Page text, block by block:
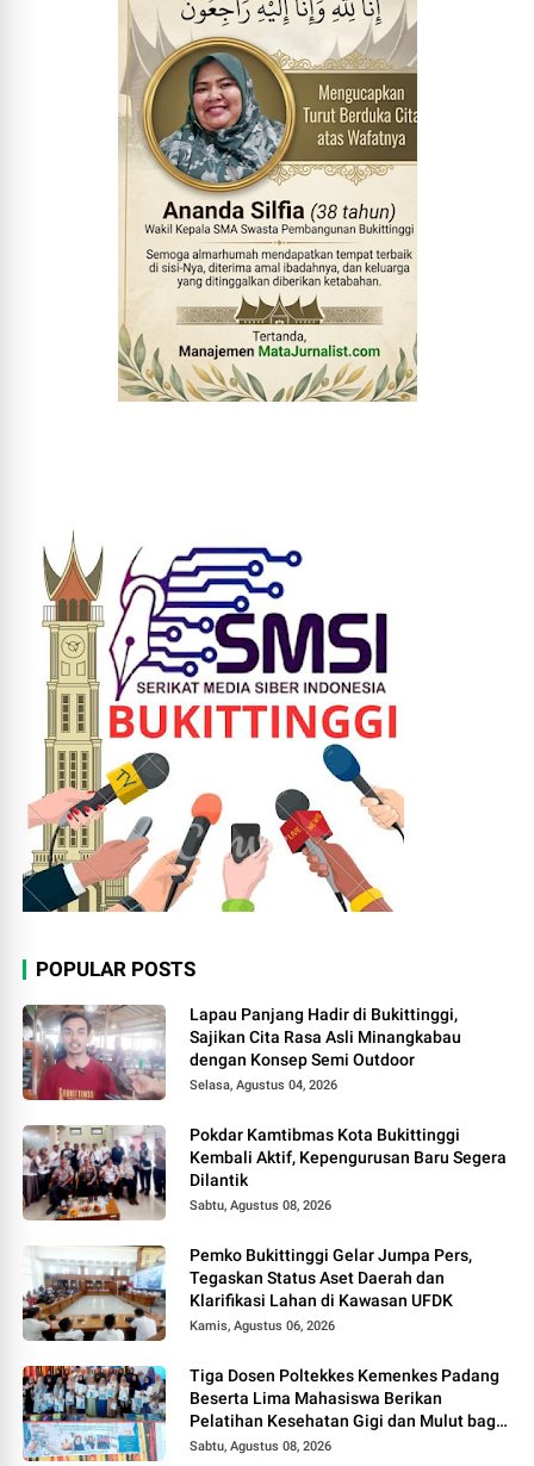
POPULAR POSTS
Lapau Panjang Hadir di Bukittinggi,
Sajikan Cita Rasa Asli Minangkabau
dengan Konsep Semi Outdoor
Selasa, Agustus 04, 2026
Pokdar Kamtibmas Kota Bukittinggi
Kembali Aktif, Kepengurusan Baru Segera
Dilantik
Sabtu, Agustus 08, 2026
Pemko Bukittinggi Gelar Jumpa Pers,
Tegaskan Status Aset Daerah dan
Klarifikasi Lahan di Kawasan UFDK
Kamis, Agustus 06, 2026
Tiga Dosen Poltekkes Kemenkes Padang
Beserta Lima Mahasiswa Berikan
Pelatihan Kesehatan Gigi dan Mulut bagi
Kader Posyandu di Kubang Putiah
Sabtu, Agustus 08, 2026